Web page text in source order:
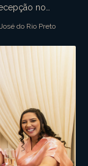
no
do Rio Preto